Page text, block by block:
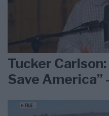
Tucker
Save America”